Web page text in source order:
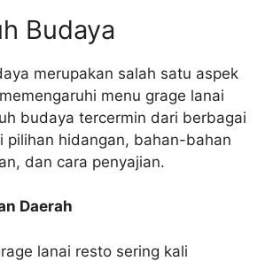
Budaya
merupakan salah satu aspek
menu grage lanai
budaya tercermin dari berbagai
pilihan hidangan, bahan-bahan
dan cara penyajian.
Daerah
lanai resto sering kali